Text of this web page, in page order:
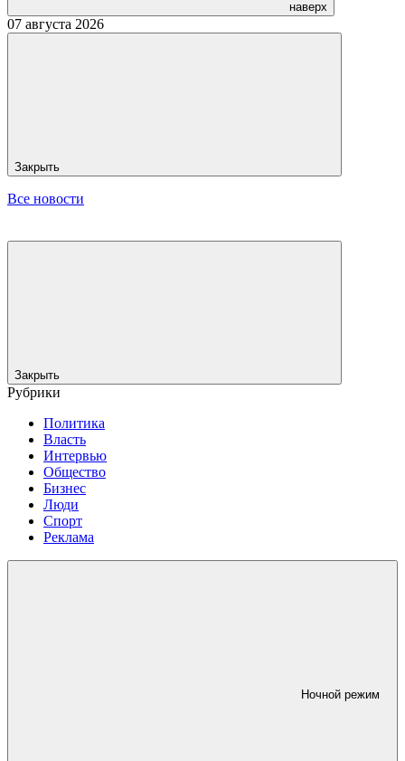
наверх
07 августа 2026
Закрыть
Все новости
Закрыть
Рубрики
Политика
Власть
Интервью
Общество
Бизнес
Люди
Спорт
Реклама
Ночной режим